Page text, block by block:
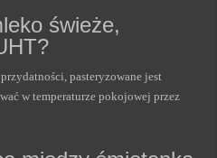
świeże,
pasteryzowane jest
w temperaturze pokojowej przez